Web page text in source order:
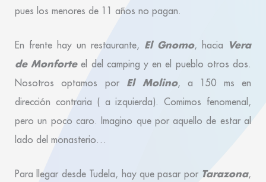
pues los menores de 11 años no pagan.
En frente hay un restaurante, El Gnomo, hacia Vera
de Monforteel del camping y en el pueblo otros dos.
Nosotros optamos por El Molino, a 150 ms en
dirección contraria ( a izquierda). Comimos fenomenal,
pero un poco caro. Imagino que por aquello de estar al
lado del monasterio…
Para llegar desde Tudela, hay que pasar por Tarazona,